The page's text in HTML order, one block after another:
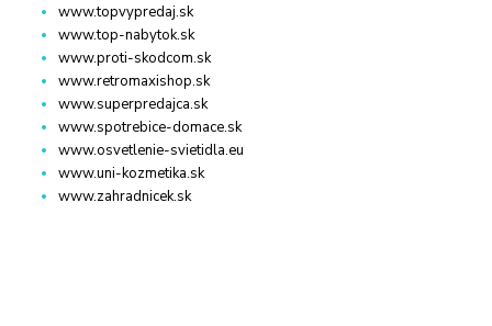
www.topvypredaj.sk
www.top-nabytok.sk
www.proti-skodcom.sk
www.retromaxishop.sk
www.superpredajca.sk
www.spotrebice-domace.sk
www.osvetlenie-svietidla.eu
www.uni-kozmetika.sk
www.zahradnicek.sk